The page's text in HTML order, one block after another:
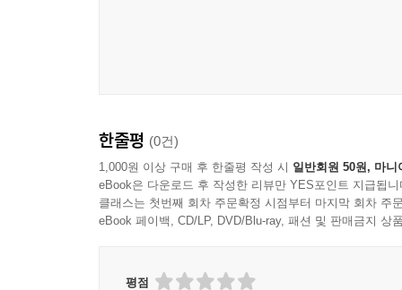
한줄평 (0건)
1,000원 이상 구매 후 한줄평 작성 시 일반회원 50원, 마니
eBook은 다운로드 후 작성한 리뷰만 YES포인트 지급됩니
클래스는 첫번째 회차 주문확정 시점부터 마지막 회차 주
eBook 페이백, CD/LP, DVD/Blu-ray, 패션 및 판매금지 상
평점